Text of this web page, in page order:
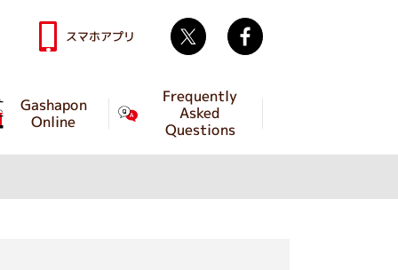
Gashapon
Online
Frequently
Asked
Questions
スマホアプリ Twitter